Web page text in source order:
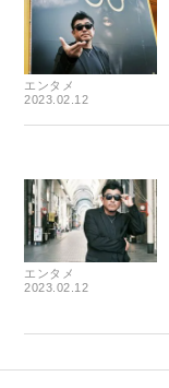
エンタメ
2023.02.12
エンタメ
2023.02.12